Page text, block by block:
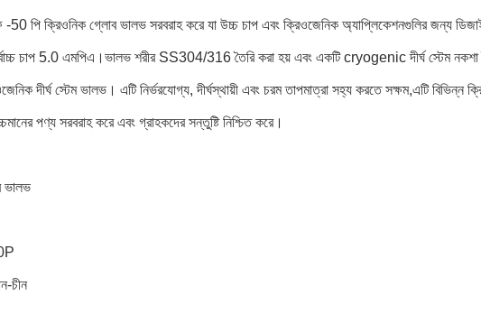
পি ক্রিওনিক গ্লোব ভালভ সরবরাহ করে যা উচ্চ চাপ এবং ক্রিওজেনিক অ্যাপ্লিকেশনগুলির জন্য
চাপ 5.0 এমপিএ।ভালভ শরীর SS304/316 তৈরি করা হয় এবং একটি cryogenic দীর্ঘ স্টেম নকশা
দীর্ঘ স্টেম ভালভ। এটি নির্ভরযোগ্য, দীর্ঘস্থায়ী এবং চরম তাপমাত্রা সহ্য করতে সক্ষম,এটি বিভিন্ন
পণ্য সরবরাহ করে এবং গ্রাহকদের সন্তুষ্টি নিশ্চিত করে।
ভালভ
চীন